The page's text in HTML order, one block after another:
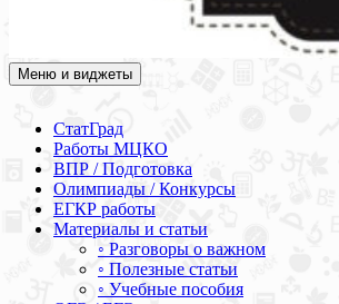
Академия СОВА
Подготовка к ЕГЭ, ОГЭ, ВПР, МЦКО,
Меню и виджеты
СтатГрад
Работы МЦКО
ВПР / Подготовка
Олимпиады / Конкурсы
ЕГКР работы
Материалы и статьи
◦ Разговоры о важном
◦ Полезные статьи
◦ Учебные пособия